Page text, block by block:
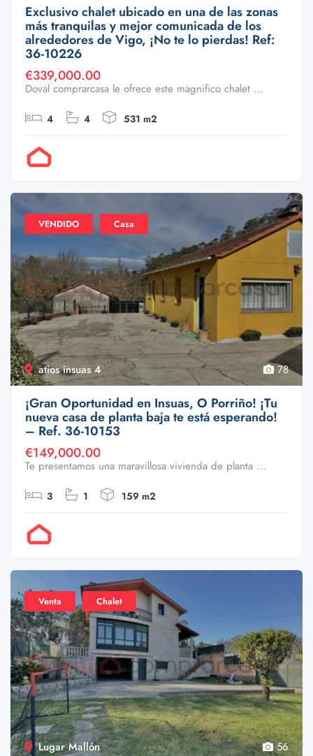
Exclusivo chalet ubicado en una de las zonas
más tranquilas y mejor comunicada de los
alrededores de Vigo, ¡No te lo pierdas! Ref:
36-10226
€339,000.00
Doval comprarcasa le ofrece este magnifico chalet ...
4 4 531 m2
atios insuas 4
VENDIDO Casa
78
¡Gran Oportunidad en Insuas, O Porriño! ¡Tu
nueva casa de planta baja te está esperando!
– Ref. 36-10153
€149,000.00
Te presentamos una maravillosa vivienda de planta ...
3 1 159 m2
Lugar Mallón
Venta Chalet
56